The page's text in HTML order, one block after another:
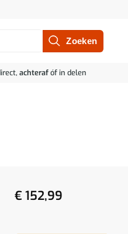
achterafóf in delen
€ 152,99